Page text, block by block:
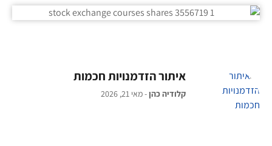
איתור הזדמנויות חכמות
קלודיה כהן מאי 21, 2026